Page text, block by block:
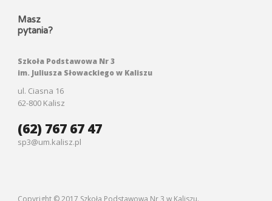
Masz
pytania?
Szkoła Podstawowa Nr 3
im. Juliusza Słowackiego w Kaliszu
ul. Ciasna 16
62-800 Kalisz
(62) 767 67 47
sp3@um.kalisz.pl
Copyright © 2017 Szkoła Podstawowa Nr 3 w Kaliszu.